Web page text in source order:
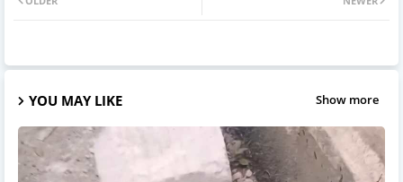
YOU MAY LIKE Show more